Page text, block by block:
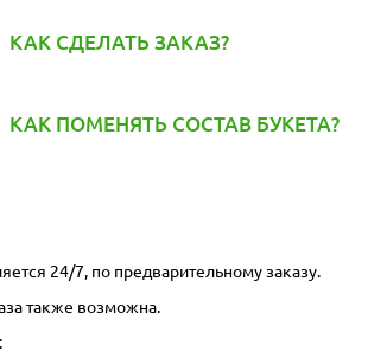
КАК СДЕЛАТЬ ЗАКАЗ?
КАК ПОМЕНЯТЬ СОСТАВ БУКЕТА?
24/7, по предварительному заказу.
также возможна.